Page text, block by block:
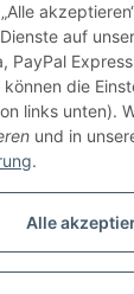
inkl. gesetzlicher
auf
PayPal
können die
links unten).
und in
.
Alle